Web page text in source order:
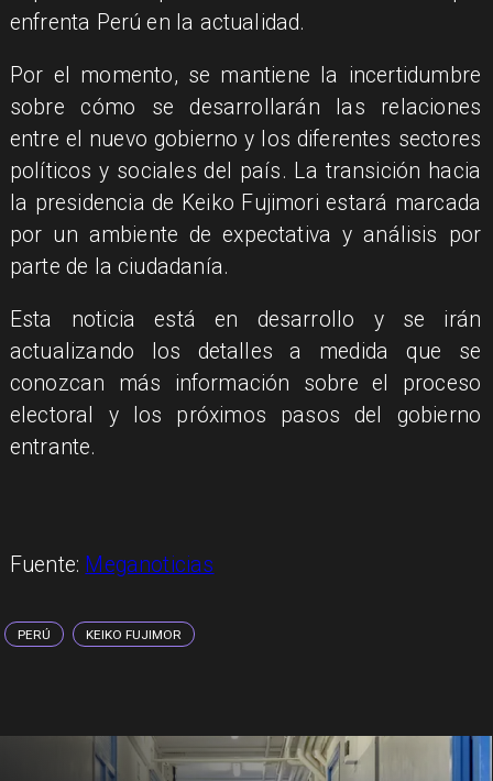
enfrenta Perú en la actualidad.
Por el momento, se mantiene la incertidumbre
sobre cómo se desarrollarán las relaciones
entre el nuevo gobierno y los diferentes sectores
políticos y sociales del país. La transición hacia
la presidencia de Keiko Fujimori estará marcada
por un ambiente de expectativa y análisis por
parte de la ciudadanía.
Esta noticia está en desarrollo y se irán
actualizando los detalles a medida que se
conozcan más información sobre el proceso
electoral y los próximos pasos del gobierno
entrante.
Fuente: Meganoticias
PERÚ KEIKO FUJIMOR